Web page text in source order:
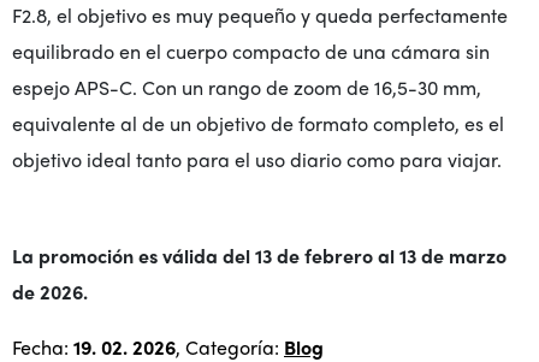
F2.8, el objetivo es muy pequeño y queda perfectamente
equilibrado en el cuerpo compacto de una cámara sin
espejo APS-C. Con un rango de zoom de 16,5-30 mm,
equivalente al de un objetivo de formato completo, es el
objetivo ideal tanto para el uso diario como para viajar.
La promoción es válida del 13 de febrero al 13 de marzo
de 2026.
Fecha: 19. 02. 2026, Categoría: Blog